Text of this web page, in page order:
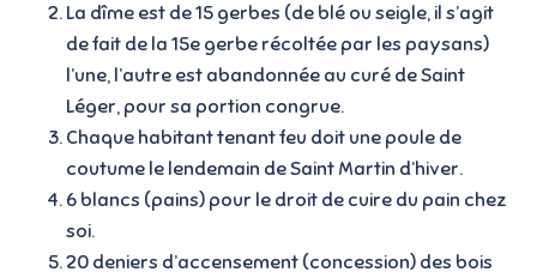
La dîme est de 15 gerbes (de blé ou seigle, il s’agit
de fait de la 15e gerbe récoltée par les paysans)
l’une, l’autre est abandonnée au curé de Saint
Léger, pour sa portion congrue.
Chaque habitant tenant feu doit une poule de
coutume le lendemain de Saint Martin d’hiver.
6 blancs (pains) pour le droit de cuire du pain chez
soi.
20 deniers d’accensement (concession) des bois